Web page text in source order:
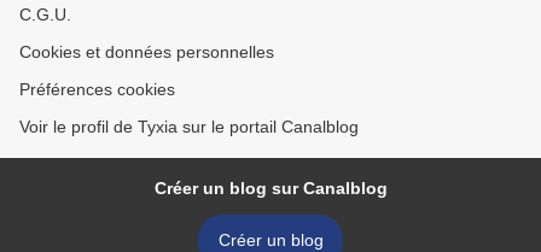
C.G.U.
Cookies et données personnelles
Préférences cookies
Voir le profil de Tyxia sur le portail Canalblog
Créer un blog sur Canalblog
Créer un blog